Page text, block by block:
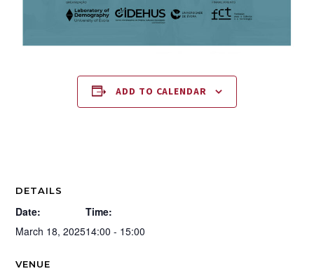
ADD TO CALENDAR
DETAILS
Date:
March 18, 2025
Time:
14:00 - 15:00
VENUE